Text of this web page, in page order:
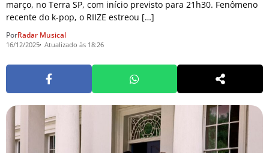
março, no Terra SP, com início previsto para 21h30. Fenômeno
recente do k-pop, o RIIZE estreou […]
PorRadar Musical
16/12/2025 Atualizado às 18:26